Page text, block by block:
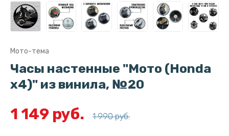
Мото-тема
Часы настенные "Мото (Honda
x4)" из винила, №20
1 149 руб. 1 990 руб.